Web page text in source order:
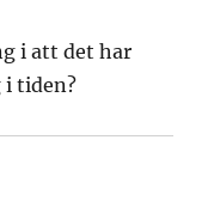
i att det har
i tiden?